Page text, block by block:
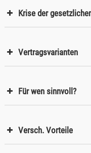
Krise der
Vertragsvarianten
Für wen sinnvoll?
Versch. Vorteile